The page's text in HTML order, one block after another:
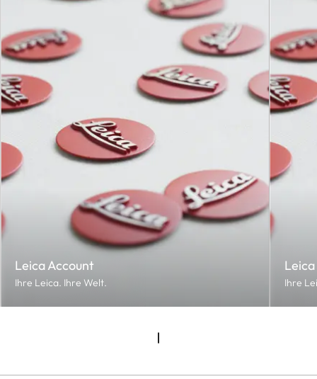
Leica Account
Ihre Leica. Ihre Welt. Ihre